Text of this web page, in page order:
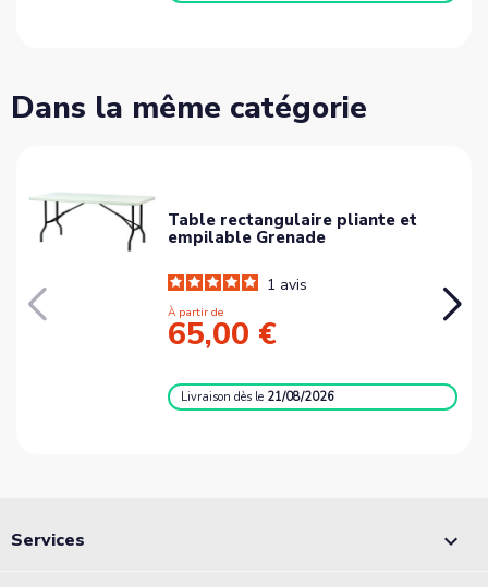
Dans la même catégorie
Table rectangulaire pliante et
empilable Grenade
1 avis
À partir de
65,00 €
Livraisondès le 21/08/2026
Services 